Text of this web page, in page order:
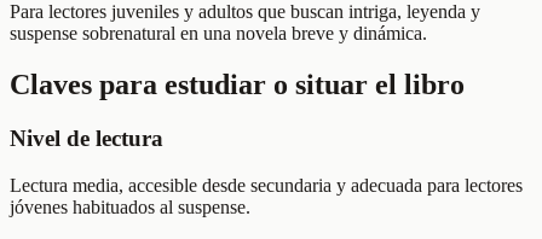
Para lectores juveniles y adultos que buscan intriga, leyenda y
suspense sobrenatural en una novela breve y dinámica.
Claves para estudiar o situar el libro
Nivel de lectura
Lectura media, accesible desde secundaria y adecuada para lectores
jóvenes habituados al suspense.